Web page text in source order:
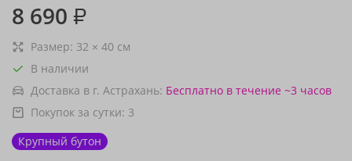
8 690 ₽
Размер: 32 × 40 см
В наличии
Доставка в г. Астрахань: Бесплатно в течение ~3 часов
Покупок за сутки: 3
Крупный бутон